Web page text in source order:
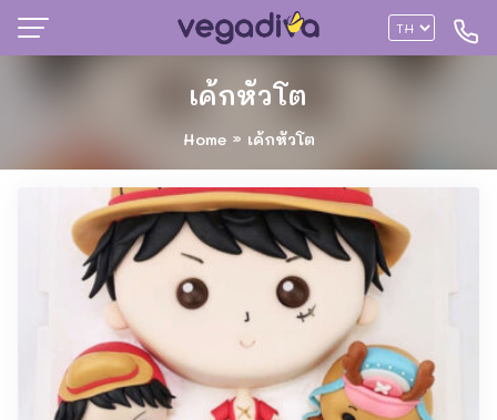
เค้กหัวโต
Home» เค้กหัวโต